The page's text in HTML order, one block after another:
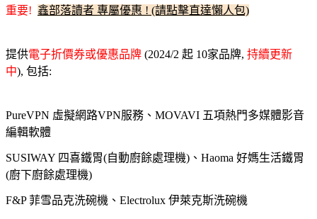
重要! 鑫部落讀者 專屬優惠 ! (請點擊直達懶人包)
提供電子折價券或優惠品牌 (2024/2 起 10家品牌, 持續更新
中), 包括:
PureVPN 虛擬網路VPN服務、MOVAVI 五項熱門多媒體影音
編輯軟體
SUSIWAY 四喜鐵胃(自動廚餘處理機)、Haoma 好媽生活鐵胃
(廚下廚餘處理機)
F&P 菲雪品克洗碗機、Electrolux 伊萊克斯洗碗機